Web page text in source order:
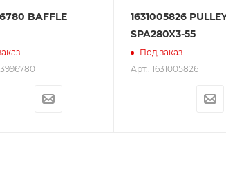
BAFFLE
1631005826
SPA280X3-55
Под заказ
Арт.: 1631005826